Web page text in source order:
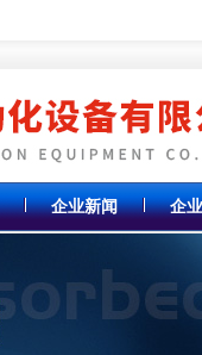
企业新闻 企